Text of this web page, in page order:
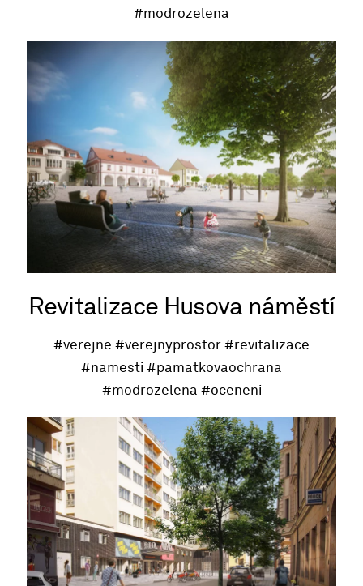
#modrozelena
Revitalizace Husova náměstí
#verejne #verejnyprostor #revitalizace
#namesti #pamatkovaochrana
#modrozelena #oceneni